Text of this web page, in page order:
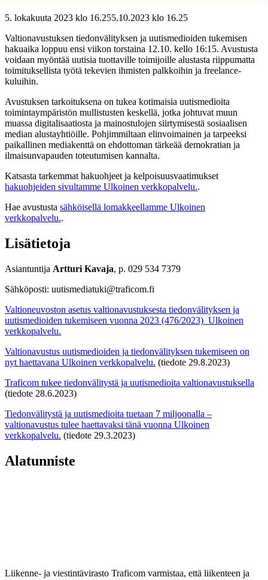
5. lokakuuta 2023 klo 16.255.10.2023 klo 16.25
Valtionavustuksen tiedonvälityksen ja uutismedioiden tukemisen
hakuaika loppuu ensi viikon torstaina 12.10. kello 16:15. Avustusta
voidaan myöntää uutisia tuottaville toimijoille alustasta riippumatta
toimituksellista työtä tekevien ihmisten palkkoihin ja freelance-
kuluihin.
Avustuksen tarkoituksena on tukea kotimaisia uutismedioita
toimintaympäristön mullistusten keskellä, jotka johtuvat muun
muassa digitalisaatiosta ja mainostulojen siirtymisestä sosiaalisen
median alustayhtiöille. Pohjimmiltaan elinvoimainen ja tarpeeksi
paikallinen mediakenttä on ehdottoman tärkeää demokratian ja
ilmaisunvapauden toteutumisen kannalta.
Katsasta tarkemmat hakuohjeet ja kelpoisuusvaatimukset
hakuohjeiden sivultamme Ulkoinen verkkopalvelu..
Hae avustusta sähköisellä lomakkeellamme Ulkoinen
verkkopalvelu..
Lisätietoja
Asiantuntija Artturi Kavaja, p. 029 534 7379
Sähköposti: uutismediatuki@traficom.fi
Valtioneuvoston asetus valtionavustuksesta tiedonvälityksen ja
uutismedioiden tukemiseen vuonna 2023 (476/2023) Ulkoinen
verkkopalvelu.
Valtionavustus uutismedioiden ja tiedonvälityksen tukemiseen on
nyt haettavana Ulkoinen verkkopalvelu. (tiedote 29.8.2023)
Traficom tukee tiedonvälitystä ja uutismedioita valtionavustuksella
(tiedote 28.6.2023)
Tiedonvälitystä ja uutismedioita tuetaan 7 miljoonalla –
valtionavustus tulee haettavaksi tänä vuonna Ulkoinen
verkkopalvelu. (tiedote 29.3.2023)
Alatunniste
Liikenne- ja viestintävirasto Traficom varmistaa, että liikenteen ja